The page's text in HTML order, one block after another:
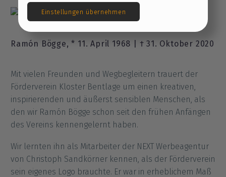
Sie können diese Einstellungen jederzeit über den
Menüpunkt
Cookie-Einstellungen im Seitenfooter anpassen.
Ramón Bögge, * 11. April 1968 | † 31. Oktober 2020
Mit vielen Freunden und Wegbegleitern trauert der
Förderverein Kloster Bentlage um einen kreativen,
inspirierenden und äußerst sensiblen Menschen, als
den wir Ramón Bögge schon seit den frühen Anfängen
des Vereins kennengelernt haben.
Wir lernten ihn als Mitarbeiter der NEXT Werbeagentur
von Christoph Sandkörner kennen, als der Förderverein
sein eigenes Logo brauchte. Er war in erheblichem Maß